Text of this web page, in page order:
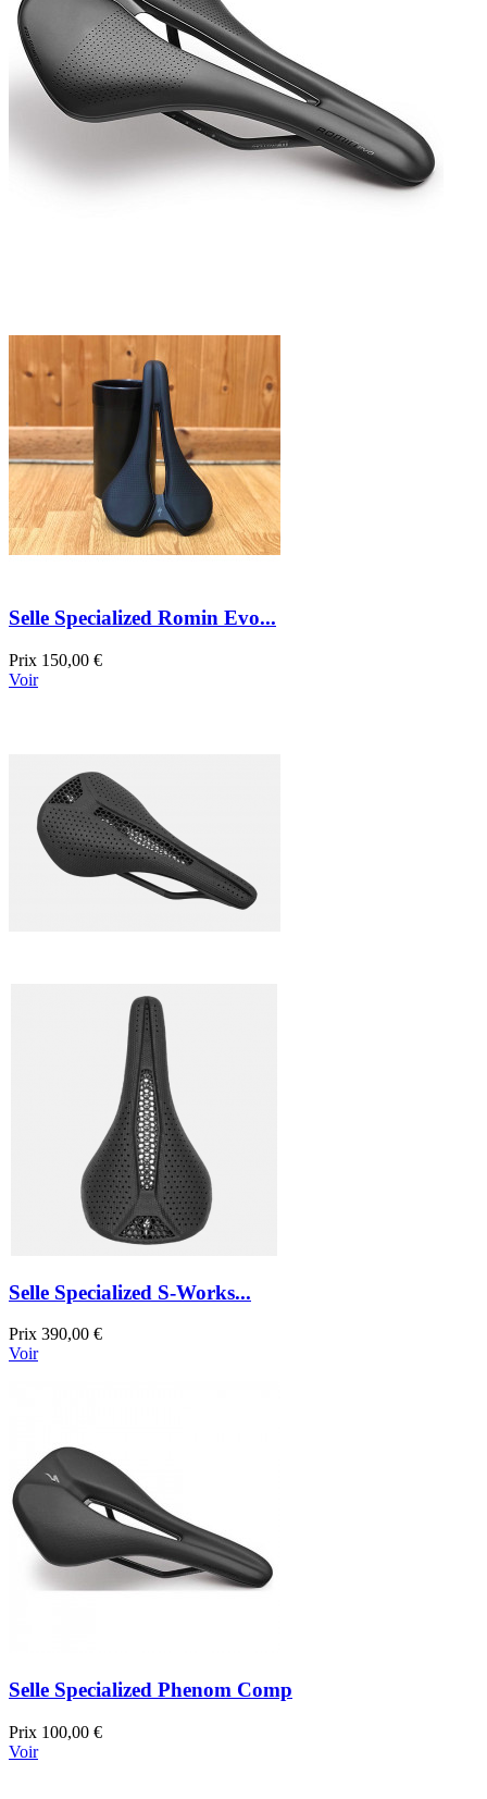
Selle Specialized Romin Evo...
Prix 150,00 €
Voir
Selle Specialized S-Works...
Prix 390,00 €
Voir
Selle Specialized Phenom Comp
Prix 100,00 €
Voir